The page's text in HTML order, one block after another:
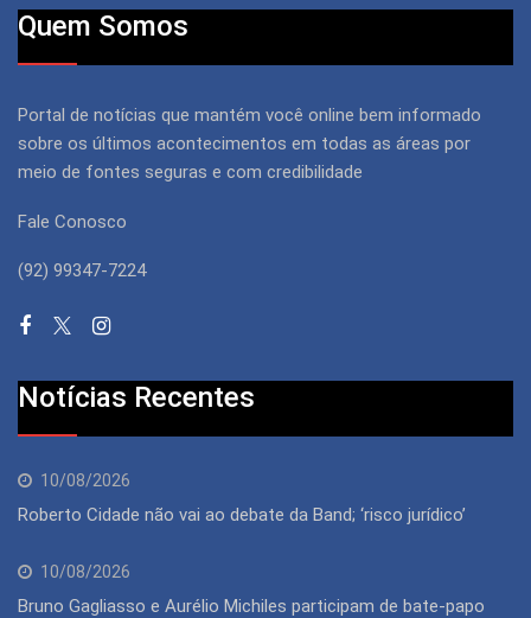
Quem Somos
Portal de notícias que mantém você online bem informado
sobre os últimos acontecimentos em todas as áreas por
meio de fontes seguras e com credibilidade
Fale Conosco
(92) 99347-7224
Notícias Recentes
10/08/2026
Roberto Cidade não vai ao debate da Band; ‘risco jurídico’
10/08/2026
Bruno Gagliasso e Aurélio Michiles participam de bate-papo